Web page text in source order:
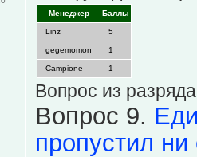
Менеджер Баллы
Linz 5
gegemomon 1
Campione 1
Вопрос из
Вопрос 9.
пропустил